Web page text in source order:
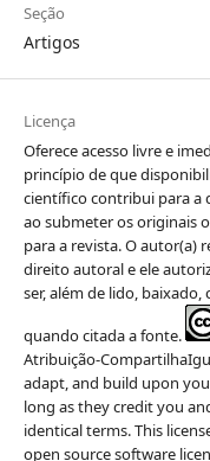
Seção
Artigos
Licença
Oferece acesso livre e
princípio de que
científico contribui para a
ao submeter os originais
para a revista. O autor(a)
direito autoral e ele
ser, além de lido,
quando citada a fonte.
Atribuição-
adapt, and build upon
long as they credit you
identical terms. This
open source software